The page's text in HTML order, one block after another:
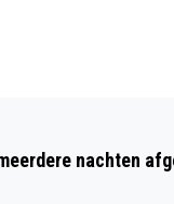
nachten